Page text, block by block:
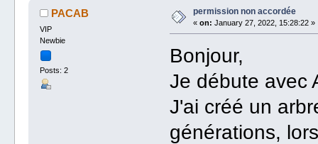
PACAB
VIP
Newbie
Posts: 2
permission non accordée
« on: January 27, 2022, 15:28:22 »
Bonjour,
Je débute avec
J'ai créé un
générations,